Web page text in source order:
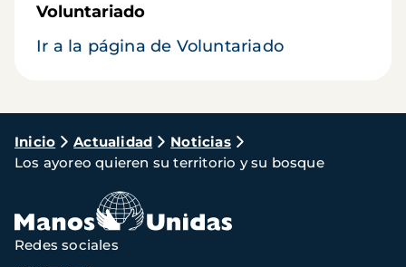
Voluntariado
Ir a la página de Voluntariado
Ruta
de
navegación
Inicio Actualidad
Noticias
Los ayoreo quieren su territorio y su bosque
Redes sociales